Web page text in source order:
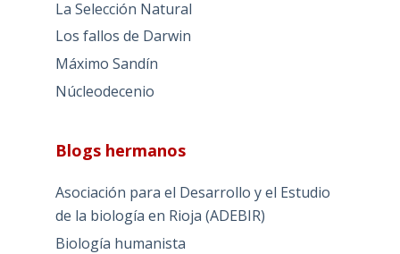
La Selección Natural
Los fallos de Darwin
Máximo Sandín
Núcleodecenio
Blogs hermanos
Asociación para el Desarrollo y el Estudio
de la biología en Rioja (ADEBIR)
Biología humanista